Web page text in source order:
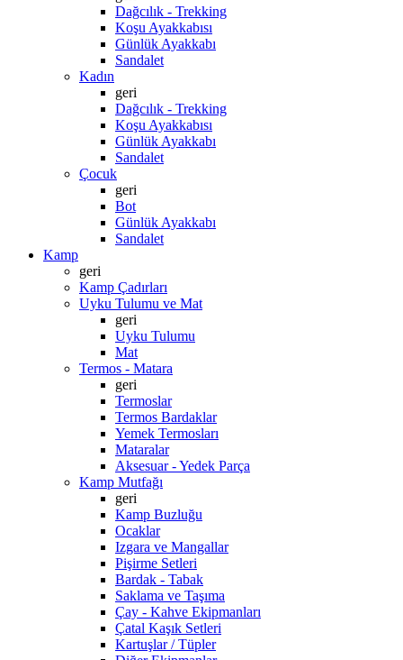
Dağcılık - Trekking
Koşu Ayakkabısı
Günlük Ayakkabı
Sandalet
Kadın
geri
Dağcılık - Trekking
Koşu Ayakkabısı
Günlük Ayakkabı
Sandalet
Çocuk
geri
Bot
Günlük Ayakkabı
Sandalet
Kamp
geri
Kamp Çadırları
Uyku Tulumu ve Mat
geri
Uyku Tulumu
Mat
Termos - Matara
geri
Termoslar
Termos Bardaklar
Yemek Termosları
Mataralar
Aksesuar - Yedek Parça
Kamp Mutfağı
geri
Kamp Buzluğu
Ocaklar
Izgara ve Mangallar
Pişirme Setleri
Bardak - Tabak
Saklama ve Taşıma
Çay - Kahve Ekipmanları
Çatal Kaşık Setleri
Kartuşlar / Tüpler